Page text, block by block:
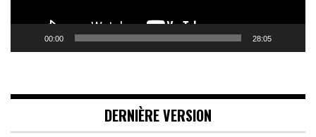
00:00 28:05
DERNIÈRE VERSION